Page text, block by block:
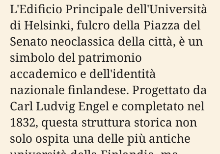
L'Edificio Principale dell'Università
di Helsinki, fulcro della Piazza del
Senato neoclassica della città, è un
simbolo del patrimonio
accademico e dell'identità
nazionale finlandese. Progettato da
Carl Ludvig Engel e completato nel
1832, questa struttura storica non
solo ospita una delle più antiche